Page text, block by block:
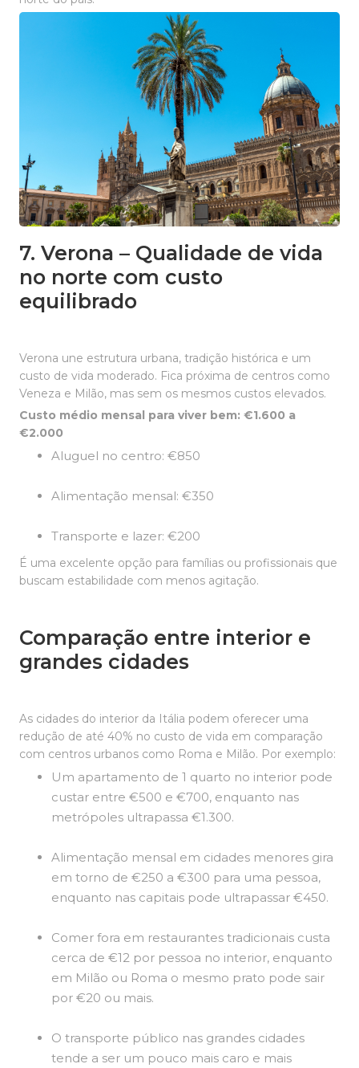
7. Verona – Qualidade de vida
no norte com custo
equilibrado
Verona une estrutura urbana, tradição histórica e um
custo de vida moderado. Fica próxima de centros como
Veneza e Milão, mas sem os mesmos custos elevados.
Custo médio mensal para viver bem: €1.600 a
€2.000
Aluguel no centro: €850
Alimentação mensal: €350
Transporte e lazer: €200
É uma excelente opção para famílias ou profissionais que
buscam estabilidade com menos agitação.
Comparação entre interior e
grandes cidades
As cidades do interior da Itália podem oferecer uma
redução de até 40% no custo de vida em comparação
com centros urbanos como Roma e Milão. Por exemplo:
Um apartamento de 1 quarto no interior pode
custar entre €500 e €700, enquanto nas
metrópoles ultrapassa €1.300.
Alimentação mensal em cidades menores gira
em torno de €250 a €300 para uma pessoa,
enquanto nas capitais pode ultrapassar €450.
Comer fora em restaurantes tradicionais custa
cerca de €12 por pessoa no interior, enquanto
em Milão ou Roma o mesmo prato pode sair
por €20 ou mais.
O transporte público nas grandes cidades
tende a ser um pouco mais caro e mais